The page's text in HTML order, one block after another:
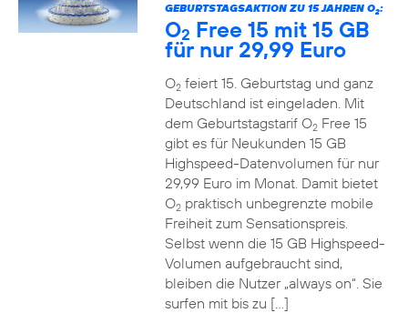
GEBURTSTAGSAKTION ZU 15 JAHREN O2:
O2 Free 15 mit 15 GB
für nur 29,99 Euro
O2feiert 15. Geburtstag und ganz
Deutschland ist eingeladen. Mit
dem Geburtstagstarif O2Free 15
gibt es für Neukunden 15 GB
Highspeed-Datenvolumen für nur
29,99 Euro im Monat. Damit bietet
O2praktisch unbegrenzte mobile
Freiheit zum Sensationspreis.
Selbst wenn die 15 GB Highspeed-
Volumen aufgebraucht sind,
bleiben die Nutzer „always on“. Sie
surfen mit bis zu […]